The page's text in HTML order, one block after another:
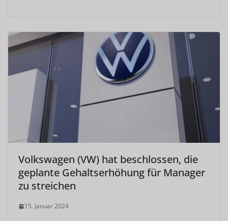
Volkswagen (VW) hat beschlossen, die
geplante Gehaltserhöhung für Manager
zu streichen
15. Januar 2024